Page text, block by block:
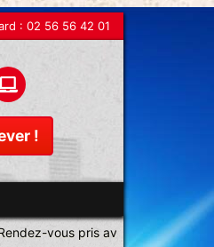
: 02 56 56 42 01
!
vous pris avec une équipe